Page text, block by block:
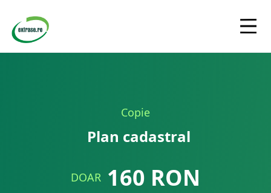
Copie
Plan cadastral
DOAR 160 RON